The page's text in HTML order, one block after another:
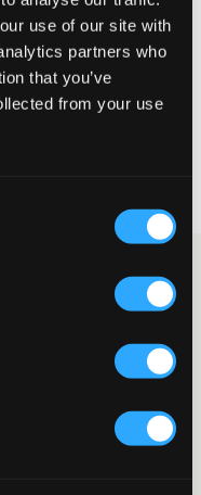
use of our site with
partners who
that you’ve
from your use
voor een goede
een verstelbare taille